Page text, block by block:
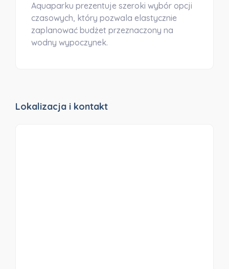
Aquaparku prezentuje szeroki wybór opcji
czasowych, który pozwala elastycznie
zaplanować budżet przeznaczony na
wodny wypoczynek.
Lokalizacja i kontakt